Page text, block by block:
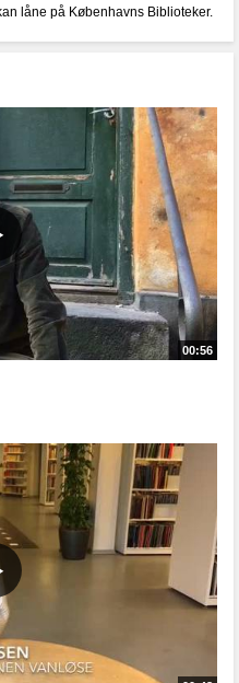
låne på Københavns Biblioteker.
00:56